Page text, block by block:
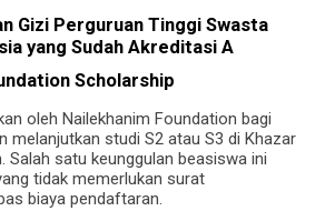
Gizi Perguruan Tinggi Swasta
yang Sudah Akreditasi A
Scholarship
oleh Nailekhanim Foundation bagi
melanjutkan studi S2 atau S3 di Khazar
Salah satu keunggulan beasiswa ini
tidak memerlukan surat
biaya pendaftaran.